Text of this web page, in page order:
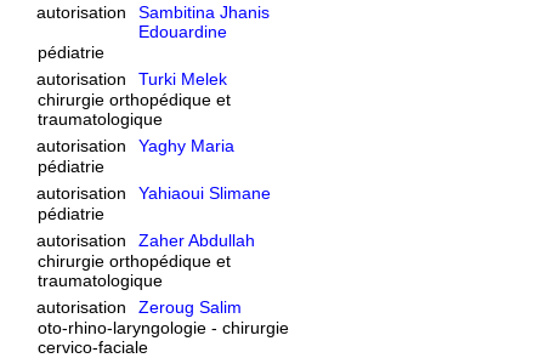
autorisation
Sambitina Jhanis
Edouardine
pédiatrie
autorisation
Turki Melek
chirurgie orthopédique et
traumatologique
autorisation
Yaghy Maria
pédiatrie
autorisation
Yahiaoui Slimane
pédiatrie
autorisation
Zaher Abdullah
chirurgie orthopédique et
traumatologique
autorisation
Zeroug Salim
oto-rhino-laryngologie - chirurgie
cervico-faciale